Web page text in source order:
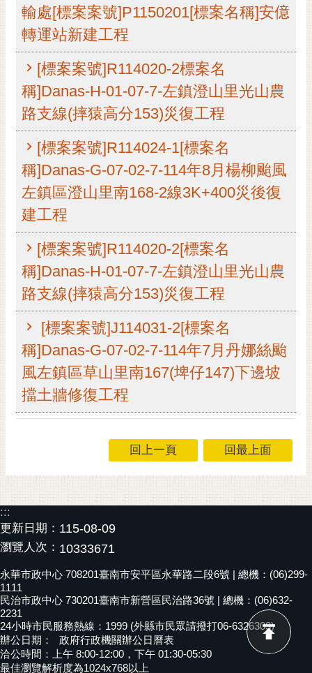
訂
RSS
訂
閱
電
子
民
信
English
本
語
隱
權
及
安
站
資
料
開
放
宣
告
市
府
交
輸處[標案案號]P1150201[標案名稱]安億
轉運站新建工程
[標案案號]R114020-2標案名
稱]Danas-H-01-07-7-左鎮澄山里光山農
路支線(摔猿高分153)災復工程
[標案案號]R114024-1[標案名
稱]Danas-G-07-02-7-114年8月楊柳颱風
左鎮區澄山里南168-2線3K+400災後復
建工程
[標案案號]R114020-2[標案名
稱]Danas-H-01-07-7-左鎮澄山里光山農
路支線(摔猿高分153)災復工程
[標案案號]J114031-2[標案名
稱]Danas-G-07-02-7-114年7月丹娜絲颱
風左鎮區草山里南167(埤仔147)下邊坡
擋土牆修復工程
回上一頁 回最上面
:::
更新日期： 115-08-09
瀏覽人次： 10333671
永華市政中心 708201臺南市安平區永華路二段6號 | 總機：(06)299-
1111
民治市政中心 730201臺南市新營區民治路36號 | 總機：(06)632-
2231
24小時市民服務熱線：1999 (外縣市民眾請撥打06-6326303)
辦公日期：
政府行政機關辦公日曆表
洽公時間：上午 8:00-12:00，下午 01:30-05:30
最佳瀏覽解析度為1024x768以上